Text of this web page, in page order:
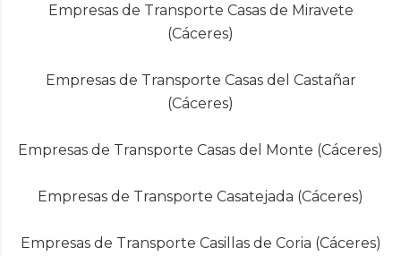
Empresas de Transporte Casas de Miravete
(Cáceres)
Empresas de Transporte Casas del Castañar
(Cáceres)
Empresas de Transporte Casas del Monte (Cáceres)
Empresas de Transporte Casatejada (Cáceres)
Empresas de Transporte Casillas de Coria (Cáceres)